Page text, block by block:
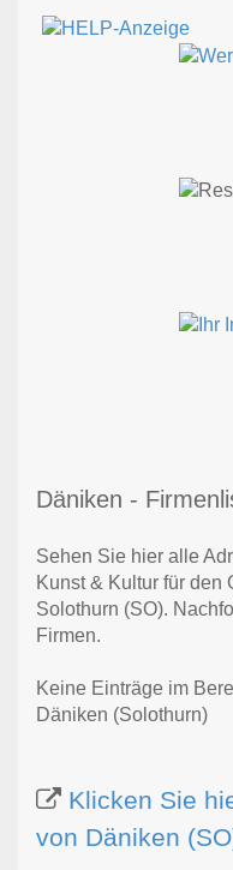
Däniken -
Sehen Sie hier alle
Kunst & Kultur für den
Solothurn (SO).
Firmen.
Keine Einträge im
Däniken (Solothurn)
Klicken Sie
von Däniken